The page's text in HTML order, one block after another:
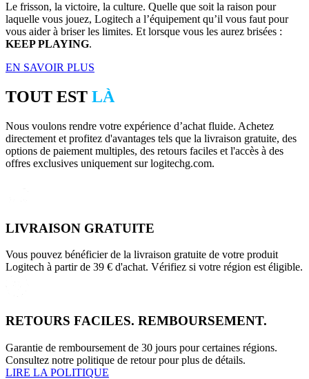
Le frisson, la victoire, la culture. Quelle que soit la raison pour
laquelle vous jouez, Logitech a l’équipement qu’il vous faut pour
vous aider à briser les limites. Et lorsque vous les aurez brisées :
KEEP PLAYING.
EN SAVOIR PLUS
TOUT EST LÀ
Nous voulons rendre votre expérience d’achat fluide. Achetez
directement et profitez d'avantages tels que la livraison gratuite, des
options de paiement multiples, des retours faciles et l'accès à des
offres exclusives uniquement sur logitechg.com.
LIVRAISON GRATUITE
Vous pouvez bénéficier de la livraison gratuite de votre produit
Logitech à partir de 39 € d'achat. Vérifiez si votre région est éligible.
RETOURS FACILES. REMBOURSEMENT.
Garantie de remboursement de 30 jours pour certaines régions.
Consultez notre politique de retour pour plus de détails.
LIRE LA POLITIQUE